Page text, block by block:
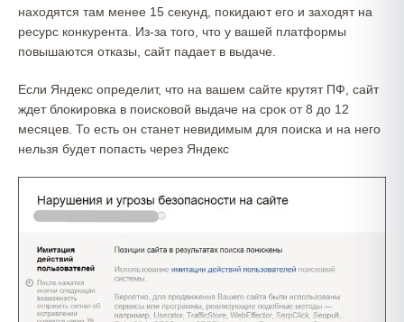
находятся там менее 15 секунд, покидают его и заходят на
ресурс конкурента. Из-за того, что у вашей платформы
повышаются отказы, сайт падает в выдаче.
Если Яндекс определит, что на вашем сайте крутят ПФ, сайт
ждет блокировка в поисковой выдаче на срок от 8 до 12
месяцев. То есть он станет невидимым для поиска и на него
нельзя будет попасть через Яндекс